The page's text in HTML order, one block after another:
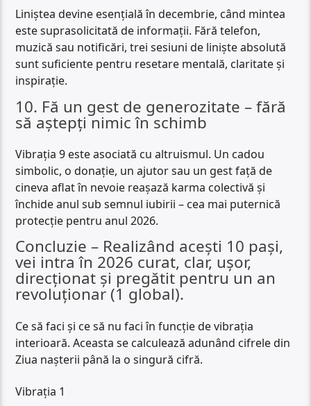
Liniștea devine esențială în decembrie, când mintea
este suprasolicitată de informații. Fără telefon,
muzică sau notificări, trei sesiuni de liniște absolută
sunt suficiente pentru resetare mentală, claritate și
inspirație.
10. Fă un gest de generozitate – fără
să aștepți nimic în schimb
Vibrația 9 este asociată cu altruismul. Un cadou
simbolic, o donație, un ajutor sau un gest față de
cineva aflat în nevoie reașază karma colectivă și
închide anul sub semnul iubirii – cea mai puternică
protecție pentru anul 2026.
Concluzie – Realizând acești 10 pași,
vei intra în 2026 curat, clar, ușor,
direcționat și pregătit pentru un an
revoluționar (1 global).
Ce să faci și ce să nu faci în funcție de vibrația
interioară. Aceasta se calculează adunând cifrele din
Ziua nașterii până la o singură cifră.
Vibrația 1